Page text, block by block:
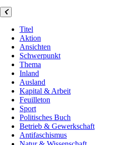
Titel
Aktion
Ansichten
Schwerpunkt
Thema
Inland
Ausland
Kapital & Arbeit
Feuilleton
Sport
Politisches Buch
Betrieb & Gewerkschaft
Antifaschismus